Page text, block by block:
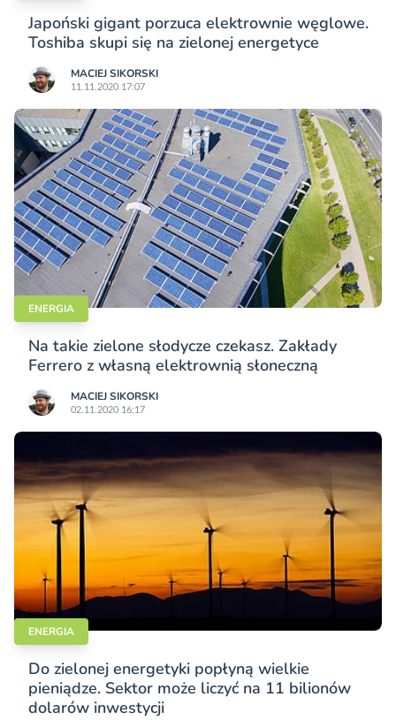
Japoński gigant porzuca elektrownie węglowe.
Toshiba skupi się na zielonej energetyce
MACIEJ SIKORSKI
11.11.2020 17:07
ENERGIA
Na takie zielone słodycze czekasz. Zakłady
Ferrero z własną elektrownią słoneczną
MACIEJ SIKORSKI
02.11.2020 16:17
ENERGIA
Do zielonej energetyki popłyną wielkie
pieniądze. Sektor może liczyć na 11 bilionów
dolarów inwestycji